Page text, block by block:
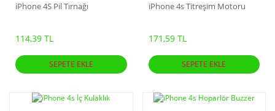
iPhone 4S Pil Tırnağı
114,39 TL
SEPETE EKLE
iPhone 4s Titreşim Motoru
171,59 TL
SEPETE EKLE